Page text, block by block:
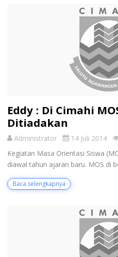
Eddy : Di Cimahi
Ditiadakan
Administrator 14 Juli 2014
Kegiatan Masa Orientasi Siswa
diawal tahun ajaran baru. MOS di
Baca selengkapnya